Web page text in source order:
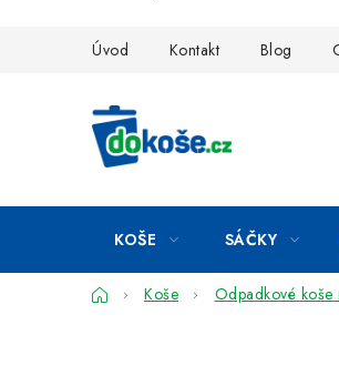
Úvod Kontakt Blog
KOŠE SÁČKY
DomůKoše Odpadkové koše